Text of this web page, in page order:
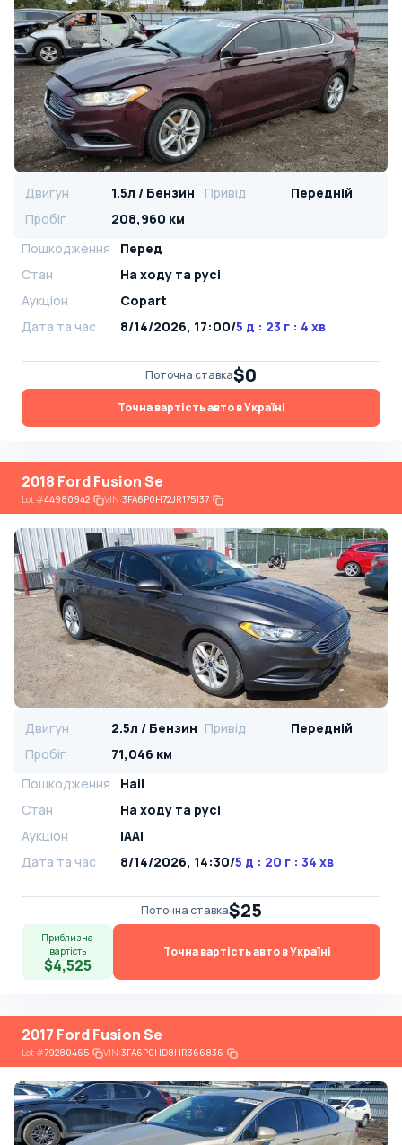
Двигун 1.5л / Бензин Привід
Передній
Пробіг
208,960 км
Пошкодження
Перед
Стан
На ​​ходу та русі
Аукціон
Copart
Дата та час
8/14/2026, 17:00/5 д : 23 г : 4 хв
Поточна ставка$0
Точна вартість авто в Україні
2018 Ford Fusion Se
Lot#44980942 VIN:3FA6P0H72JR175137
Двигун 2.5л / Бензин Привід
Передній
Пробіг
71,046 км
Пошкодження
Hail
Стан
На ​​ходу та русі
Аукціон
IAAI
Дата та час
8/14/2026, 14:30/5 д : 20 г : 34 хв
Поточна ставка$25
Приблизна
вартість
$4,525
Точна вартість авто в Україні
2017 Ford Fusion Se
Lot#79280465 VIN:3FA6P0HD8HR366836